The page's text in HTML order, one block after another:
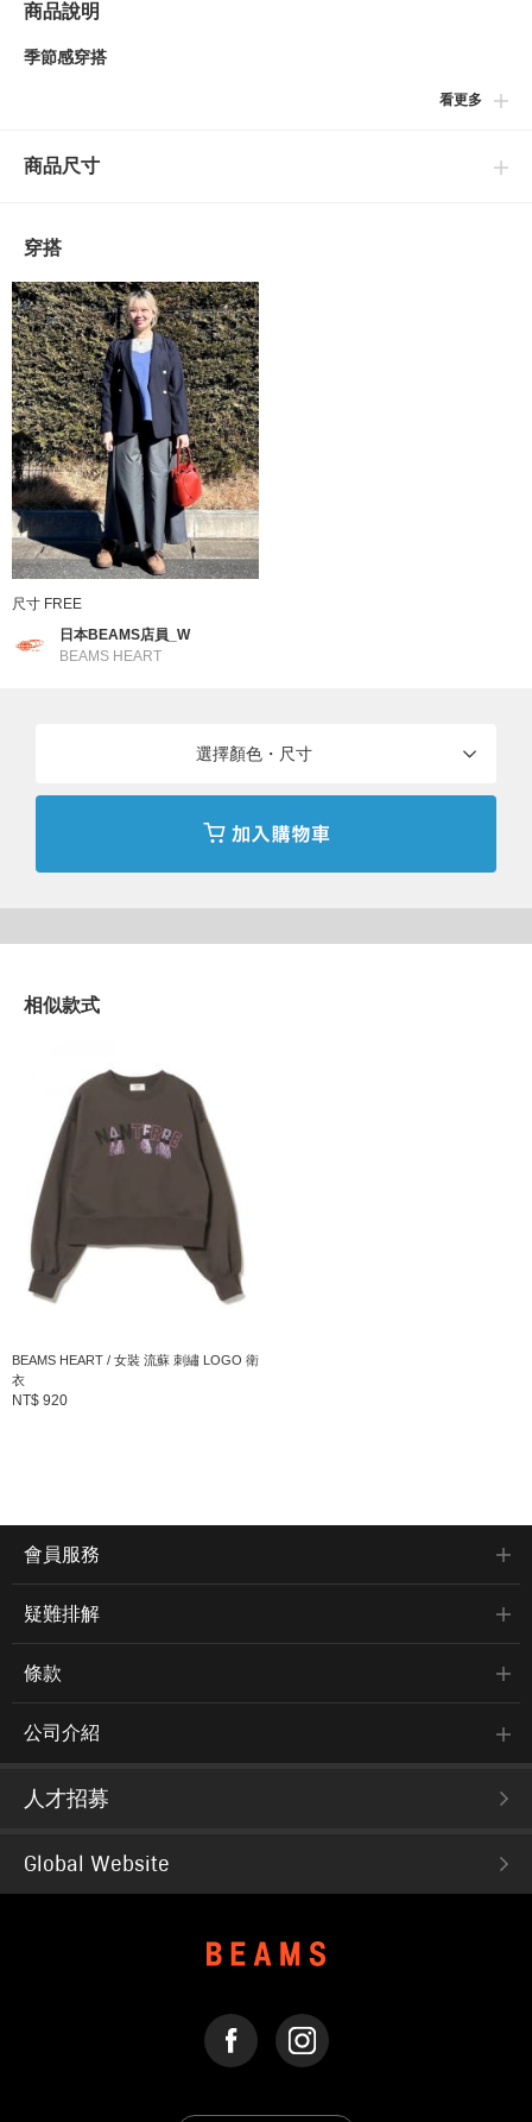
商品說明
季節感穿搭
步行時下擺也會隨之搖曳，令人相當注目的亮點。
■穿搭
推薦與俐落的長褲或窄版長裙搭配。
■尺寸
些許寬鬆的尺寸感。不顯身形曲線的A字形輪廓設計。
■材質
本體使用針織棉材質，帶有些許透明感的面料疊穿，提升時尚感。
■洗滌方法
可機洗（詳情請參見商品附帶的品質標籤）
BEAMS HEART
〈BEAMS HEART〉所珍視的，是流行趨勢與經典基本款之間「恰
到好處」的平衡。以舒適自在的個人穿搭、觸手可及的親民價格，
的美好瞬間。
商品編號：43-14-0098-138
商品詳細
性別 WOMEN
分類 T恤・剪裁上衣
尺寸
素材 ：
看更多
商品尺寸
穿搭
尺寸 FREE
日本BEAMS店員_W
BEAMS HEART
選擇顏色・尺寸
相似款式
BEAMS HEART / 女裝 流蘇 刺繡 LOGO 衛
衣
NT$ 920
會員服務
疑難排解
條款
公司介紹
人才招募
Global Website